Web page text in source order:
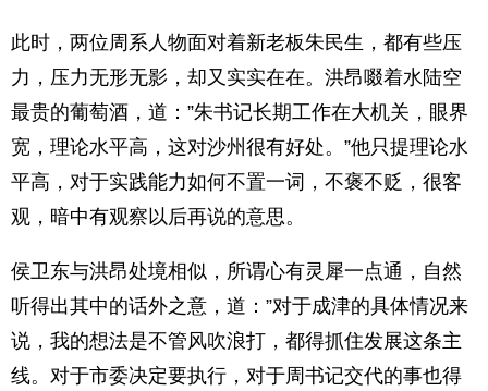
此时，两位周系人物面对着新老板朱民生，都有些压
力，压力无形无影，却又实实在在。洪昂啜着水陆空
最贵的葡萄酒，道：”朱书记长期工作在大机关，眼界
宽，理论水平高，这对沙州很有好处。”他只提理论水
平高，对于实践能力如何不置一词，不褒不贬，很客
观，暗中有观察以后再说的意思。
侯卫东与洪昂处境相似，所谓心有灵犀一点通，自然
听得出其中的话外之意，道：”对于成津的具体情况来
说，我的想法是不管风吹浪打，都得抓住发展这条主
线。对于市委决定要执行，对于周书记交代的事也得